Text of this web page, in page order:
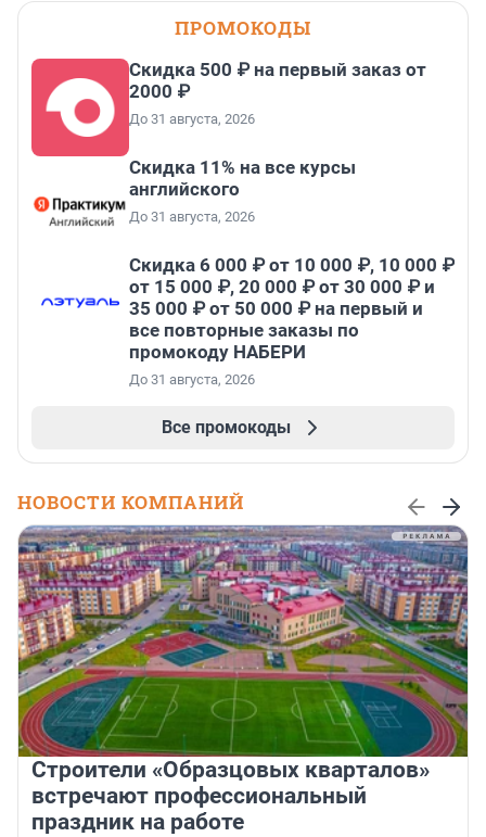
ПРОМОКОДЫ
Скидка 500 ₽ на первый заказ от
2000 ₽
До 31 августа, 2026
Скидка 11% на все курсы
английского
До 31 августа, 2026
Скидка 6 000 ₽ от 10 000 ₽, 10 000 ₽
от 15 000 ₽, 20 000 ₽ от 30 000 ₽ и
35 000 ₽ от 50 000 ₽ на первый и
все повторные заказы по
промокоду НАБЕРИ
До 31 августа, 2026
Все промокоды
НОВОСТИ КОМПАНИЙ
Строители «Образцовых кварталов»
встречают профессиональный
праздник на работе